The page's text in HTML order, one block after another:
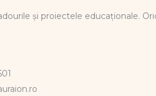
și proiectele educaționale.